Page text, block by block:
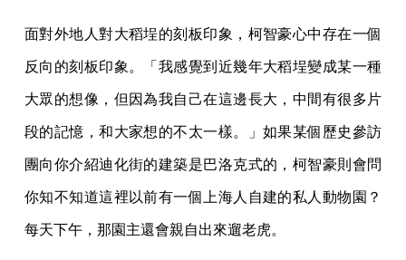
面對外地人對大稻埕的刻板印象，柯智豪心中存在一個
反向的刻板印象。「我感覺到近幾年大稻埕變成某一種
大眾的想像，但因為我自己在這邊長大，中間有很多片
段的記憶，和大家想的不太一樣。」如果某個歷史參訪
團向你介紹迪化街的建築是巴洛克式的，柯智豪則會問
你知不知道這裡以前有一個上海人自建的私人動物園？
每天下午，那園主還會親自出來遛老虎。